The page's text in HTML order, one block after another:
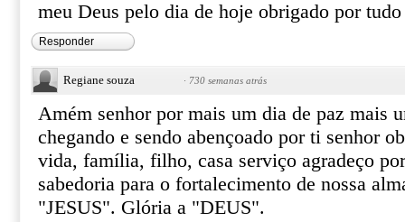
meu Deus pelo dia de hoje obrigado por
Responder
Regiane souza · 730 semanas atrás
Amém senhor por mais um dia de paz mais
chegando e sendo abençoado por ti senhor
vida, família, filho, casa serviço agradeço
sabedoria para o fortalecimento de nossa
"JESUS". Glória a "DEUS".